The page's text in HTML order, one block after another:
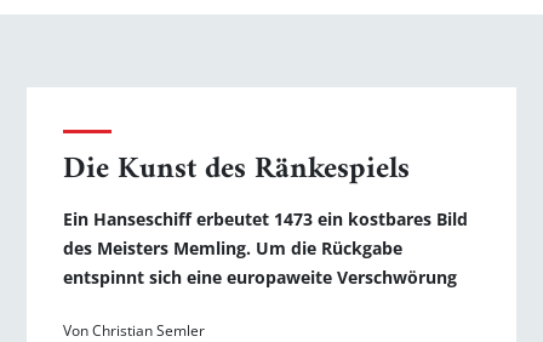
Die Kunst des Ränkespiels
Ein Hanseschiff erbeutet 1473 ein kostbares Bild
des Meisters Memling. Um die Rückgabe
entspinnt sich eine europaweite Verschwörung
Von Christian Semler